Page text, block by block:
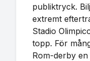
publiktryck.
extremt
Stadio
topp. För
Rom-derby